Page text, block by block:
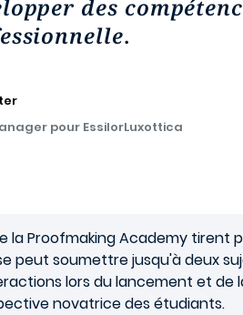
des
.
pour EssilorLuxottica
la Proofmaking Academy
peut soumettre jusqu'à deux
lors du lancement et
novatrice des étudiants.